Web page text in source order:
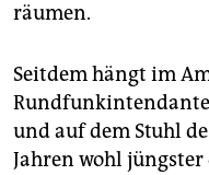
räumen.
Seitdem hängt im
und auf dem Stuhl
Jahren wohl jüngster